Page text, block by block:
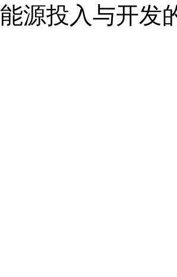
能源投入与开发